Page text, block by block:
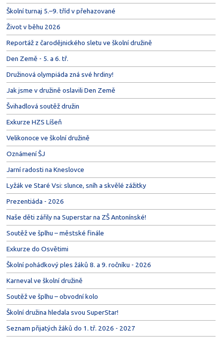
Školní turnaj 5.–9. tříd v přehazované
Život v běhu 2026
Reportáž z čarodějnického sletu ve školní družině
Den Země - 5. a 6. tř.
Družinová olympiáda zná své hrdiny!
Jak jsme v družině oslavili Den Země
Švihadlová soutěž družin
Exkurze HZS Líšeň
Velikonoce ve školní družině
Oznámení ŠJ
Jarní radosti na Kneslovce
Lyžák ve Staré Vsi: slunce, sníh a skvělé zážitky
Prezentiáda - 2026
Naše děti zářily na Superstar na ZŠ Antonínské!
Soutěž ve šplhu – městské finále
Exkurze do Osvětimi
Školní pohádkový ples žáků 8. a 9. ročníku - 2026
Karneval ve školní družině
Soutěž ve šplhu – obvodní kolo
Školní družina hledala svou SuperStar!
Seznam přijatých žáků do 1. tř. 2026 - 2027